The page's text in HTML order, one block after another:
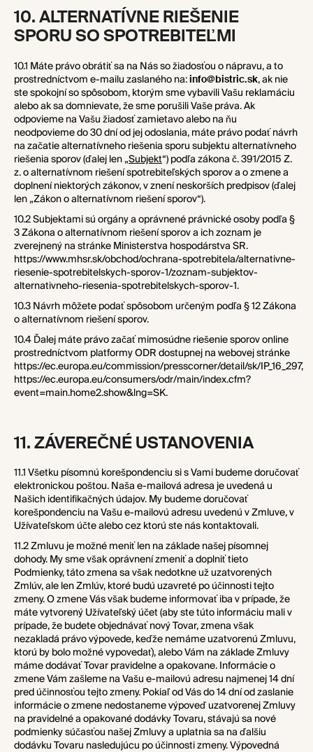
10. ALTERNATÍVNE RIEŠENIE
SPORU SO SPOTREBITEĽMI
10.1 Máte právo obrátiť sa na Nás so žiadosťou o nápravu, a to
prostredníctvom e-mailu zaslaného na: info@bistric.sk, ak nie
ste spokojní so spôsobom, ktorým sme vybavili Vašu reklamáciu
alebo ak sa domnievate, že sme porušili Vaše práva. Ak
odpovieme na Vašu žiadosť zamietavo alebo na ňu
neodpovieme do 30 dní od jej odoslania, máte právo podať návrh
na začatie alternatívneho riešenia sporu subjektu alternatívneho
riešenia sporov (ďalej len „Subjekt“) podľa zákona č. 391/2015 Z.
z. o alternatívnom riešení spotrebiteľských sporov a o zmene a
doplnení niektorých zákonov, v znení neskorších predpisov (ďalej
len „Zákon o alternatívnom riešení sporov“).
10.2 Subjektami sú orgány a oprávnené právnické osoby podľa §
3 Zákona o alternatívnom riešení sporov a ich zoznam je
zverejnený na stránke Ministerstva hospodárstva SR.
https://www.mhsr.sk/obchod/ochrana-spotrebitela/alternativne-
riesenie-spotrebitelskych-sporov-1/zoznam-subjektov-
alternativneho-riesenia-spotrebitelskych-sporov-1 .
10.3 Návrh môžete podať spôsobom určeným podľa § 12 Zákona
o alternatívnom riešení sporov.
10.4 Ďalej máte právo začať mimosúdne riešenie sporov online
prostredníctvom platformy ODR dostupnej na webovej stránke
https://ec.europa.eu/commission/presscorner/detail/sk/IP_16_297,
https://ec.europa.eu/consumers/odr/main/index.cfm?
event=main.home2.show&lng=SK.
11. ZÁVEREČNÉ USTANOVENIA
11.1 Všetku písomnú korešpondenciu si s Vami budeme doručovať
elektronickou poštou. Naša e-mailová adresa je uvedená u
Našich identifikačných údajov. My budeme doručovať
korešpondenciu na Vašu e-mailovú adresu uvedenú v Zmluve, v
Užívateľskom účte alebo cez ktorú ste nás kontaktovali.
11.2 Zmluvu je možné meniť len na základe našej písomnej
dohody. My sme však oprávnení zmeniť a doplniť tieto
Podmienky, táto zmena sa však nedotkne už uzatvorených
Zmlúv, ale len Zmlúv, ktoré budú uzavreté po účinnosti tejto
zmeny. O zmene Vás však budeme informovať iba v prípade, že
máte vytvorený Užívateľský účet (aby ste túto informáciu mali v
prípade, že budete objednávať nový Tovar, zmena však
nezakladá právo výpovede, keďže nemáme uzatvorenú Zmluvu,
ktorú by bolo možné vypovedať), alebo Vám na základe Zmluvy
máme dodávať Tovar pravidelne a opakovane. Informácie o
zmene Vám zašleme na Vašu e-mailovú adresu najmenej 14 dní
pred účinnosťou tejto zmeny. Pokiaľ od Vás do 14 dní od zaslanie
informácie o zmene nedostaneme výpoveď uzatvorenej Zmluvy
na pravidelné a opakované dodávky Tovaru, stávajú sa nové
podmienky súčasťou našej Zmluvy a uplatnia sa na ďalšiu
dodávku Tovaru nasledujúcu po účinnosti zmeny. Výpovedná